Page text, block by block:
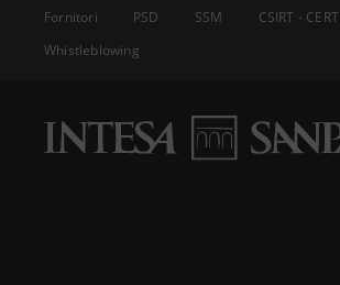
Fornitori PSD SSM CSIRT - CERT
Whistleblowing